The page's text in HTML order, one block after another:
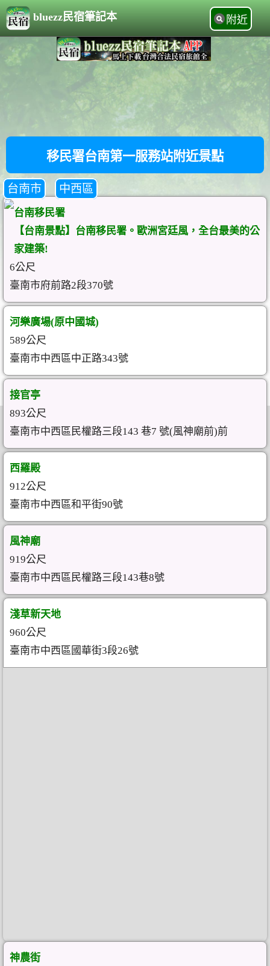
bluezz民宿筆記本 附近
移民署台南第一服務站附近景點
台南市 中西區
台南移民署
【台南景點】台南移民署。歐洲宮廷風，全台最美的公
家建築!
6公尺
臺南市府前路2段370號
河樂廣場(原中國城)
589公尺
臺南市中西區中正路343號
接官亭
893公尺
臺南市中西區民權路三段143 巷7 號(風神廟前)前
西羅殿
912公尺
臺南市中西區和平街90號
風神廟
919公尺
臺南市中西區民權路三段143巷8號
淺草新天地
960公尺
臺南市中西區國華街3段26號
神農街